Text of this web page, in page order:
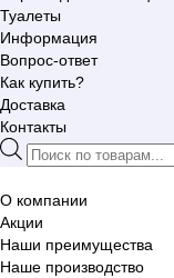
Туалеты
Информация
Вопрос-ответ
Как купить?
Доставка
Контакты
Поиск
товаров
О компании
Акции
Наши преимущества
Наше производство